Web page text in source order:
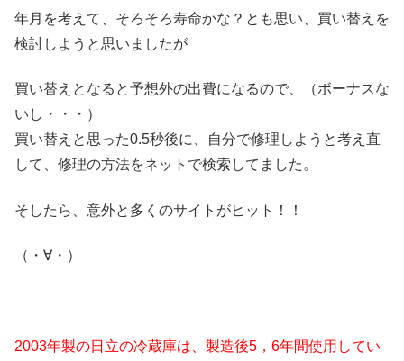
年月を考えて、そろそろ寿命かな？とも思い、買い替えを
検討しようと思いましたが
買い替えとなると予想外の出費になるので、（ボーナスな
いし・・・）
買い替えと思った0.5秒後に、自分で修理しようと考え直
して、修理の方法をネットで検索してました。
そしたら、意外と多くのサイトがヒット！！
（・∀・）
2003年製の日立の冷蔵庫は、製造後5，6年間使用してい